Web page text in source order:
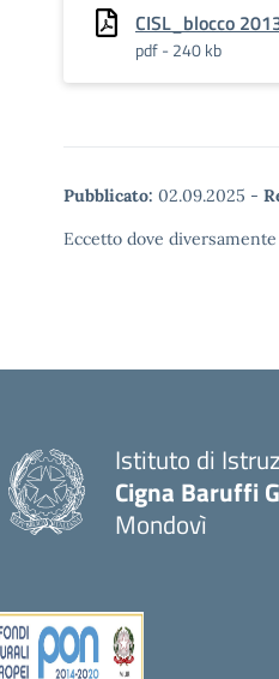
CISL_blocco
pdf - 240 kb
Pubblicato: 02.09.2025 -
Eccetto dove
Istituto di
Cigna Baruffi
Mondovì
— Visita la